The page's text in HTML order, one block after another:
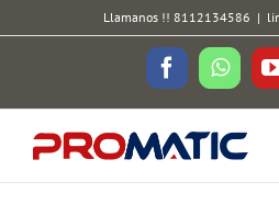
to
Llamanos !! 8112134586 |
Facebook